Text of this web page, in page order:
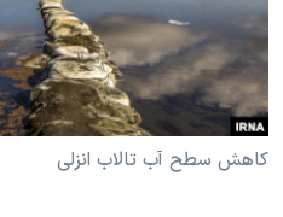
فرهنگ و زندگی
حقوق شهروندی
اقتصادی
علم و فناوری
مستندها
انتخابات ریاست جمهوری آمریکا ۲۰۲۴
حمله جمهوری اسلامی به اسرائیل
رمز مهسا
دنبال کنید
کاهش سطح آب تالاب انزلی